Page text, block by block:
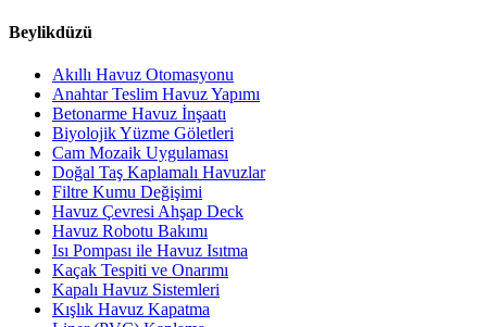
Beylikdüzü
Akıllı Havuz Otomasyonu
Anahtar Teslim Havuz Yapımı
Betonarme Havuz İnşaatı
Biyolojik Yüzme Göletleri
Cam Mozaik Uygulaması
Doğal Taş Kaplamalı Havuzlar
Filtre Kumu Değişimi
Havuz Çevresi Ahşap Deck
Havuz Robotu Bakımı
Isı Pompası ile Havuz Isıtma
Kaçak Tespiti ve Onarımı
Kapalı Havuz Sistemleri
Kışlık Havuz Kapatma